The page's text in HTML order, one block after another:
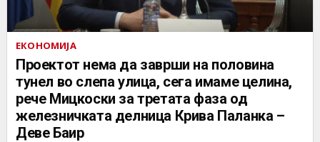
ЕКОНОМИЈА
Проектот нема да заврши на половина
тунел во слепа улица, сега имаме целина,
рече Мицкоски за третата фаза од
железничката делница Крива Паланка –
Деве Баир